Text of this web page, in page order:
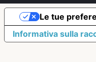
Informativa sulla
Le tue